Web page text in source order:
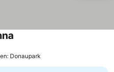
Donaupark